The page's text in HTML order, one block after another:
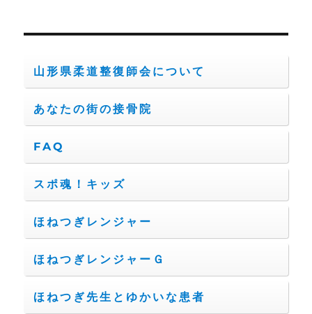
山形県柔道整復師会について
あなたの街の接骨院
FAQ
スポ魂！キッズ
ほねつぎレンジャー
ほねつぎレンジャーＧ
ほねつぎ先生とゆかいな患者